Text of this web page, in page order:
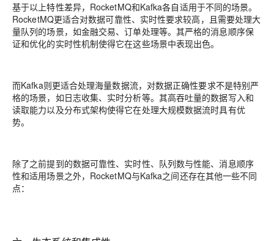
基于以上特性差异，RocketMQ和Kafka各自适用于不同的场景。
RocketMQ更适合对数据可靠性、实时性要求较高，且需要处理大
量队列的场景，如金融交易、订单处理等。其严格的消息顺序保
证和优化的实时性机制使得它在这些场景中表现出色。
而Kafka则更适合处理海量数据流，对数据正确性要求不是特别严
格的场景，如日志收集、实时分析等。其高吞吐量的数据写入和
读取能力以及分布式架构使得它在处理大规模数据流时具有优
势。
除了之前提到的数据可靠性、实时性、队列数与性能、消息顺序
性和适用场景之外，RocketMQ与Kafka之间还存在其他一些不同
点：